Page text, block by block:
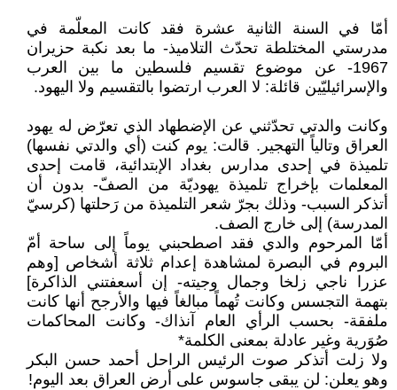
أمّا في السنة الثانية عشرة فقد كانت المعلّمة في
مدرستي المختلطة تحدّث التلاميذ- ما بعد نكبة حزيران
1967- عن موضوع تقسيم فلسطين ما بين العرب
والإسرائيليّين قائلة: لا العرب ارتضوا بالتقسيم ولا اليهود.
وكانت والدتي تحدّثني عن الإضطهاد الذي تعرّض له يهود
العراق وتالياً التهجير. قالت: يوم كنت (أي والدتي نفسها)
تلميذة في إحدى مدارس بغداد الإبتدائية، قامت إحدى
المعلمات بإخراج تلميذة يهوديّة من الصفّ- بدون أن
أتذكر السبب- وذلك بجرّ شعر التلميذة من رَحلتها (كرسيّ
المدرسة) إلى خارج الصف.
أمّا المرحوم والدي فقد اصطحبني يوماً إلى ساحة أمّ
البروم في البصرة لمشاهدة إعدام ثلاثة أشخاص [وهم
عزرا ناجي زلخا وجمال وجيته- إن أسعفتني الذاكرة]
بتهمة التجسس وكانت تُهماً مبالغاً فيها والأرجح أنها كانت
ملفقة- بحسب الرأي العام آنذاك- وكانت المحاكمات
صُوَرية وغير عادلة بمعنى الكلمة*
ولا زلت أتذكر صوت الرئيس الراحل أحمد حسن البكر
وهو يعلن: لن يبقى جاسوس على أرض العراق بعد اليوم!